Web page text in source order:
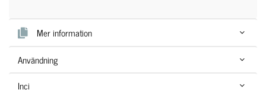
Mer information
Användning
Inci